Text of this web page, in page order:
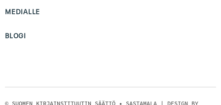
MEDIALLE
BLOGI
© SUOMEN KIRJAINSTITUUTIN SÄÄTIÖ • SASTAMALA | DESIGN BY